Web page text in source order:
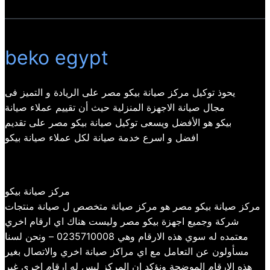
beko egypt
يحوذ توكيل مركز صيانة بيكو مصر على الريادة و التميز فى
مجال صيانة الاجهزة المنزلية حيث أن تقييم عملاء صيانة
بيكو هو الأفضل ويسعى توكيل صيانة بيكو مصر على تقديم
افضل و اسرع خدمة صيانة لكل عملاء صيانة بيكو
مركز صيانة بيكو
مركز صيانة بيكو مصر هو مركز صيانة متخصص ل صيانة منتجات
شركة وجميع اجهزة بيكو مصر وليست هناك اي ارقام اخري
معتمده له سوي هذه الارقام وهي 0235710008 – ونحن لسنا
مسأولون عن التعامل مع اي مراكز صيانة اخري والاتصال بغير
هذه الارقام الموضحة ونؤكد ان المركز ليس له ارقام اخري غير